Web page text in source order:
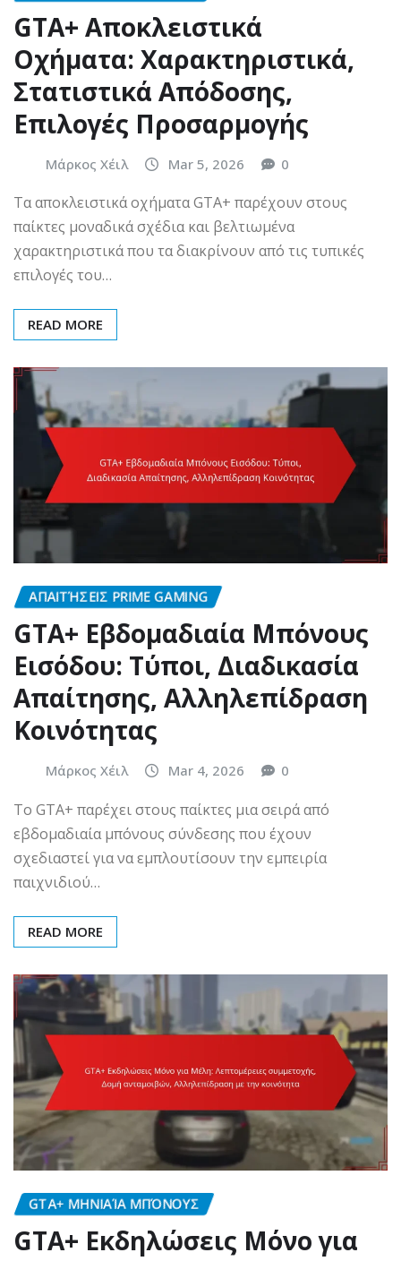
GTA+ Αποκλειστικά
Οχήματα: Χαρακτηριστικά,
Στατιστικά Απόδοσης,
Επιλογές Προσαρμογής
Μάρκος Χέιλ Mar 5, 2026 0
Τα αποκλειστικά οχήματα GTA+ παρέχουν στους
παίκτες μοναδικά σχέδια και βελτιωμένα
χαρακτηριστικά που τα διακρίνουν από τις τυπικές
επιλογές του…
READ MORE
ΑΠΑΙΤΉΣΕΙΣ PRIME GAMING
GTA+ Εβδομαδιαία Μπόνους
Εισόδου: Τύποι, Διαδικασία
Απαίτησης, Αλληλεπίδραση
Κοινότητας
Μάρκος Χέιλ Mar 4, 2026 0
Το GTA+ παρέχει στους παίκτες μια σειρά από
εβδομαδιαία μπόνους σύνδεσης που έχουν
σχεδιαστεί για να εμπλουτίσουν την εμπειρία
παιχνιδιού…
READ MORE
GTA+ ΜΗΝΙΑΊΑ ΜΠΌΝΟΥΣ
GTA+ Εκδηλώσεις Μόνο για